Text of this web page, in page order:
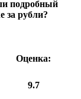
подробный
за рубли?
Оценка:
9.7